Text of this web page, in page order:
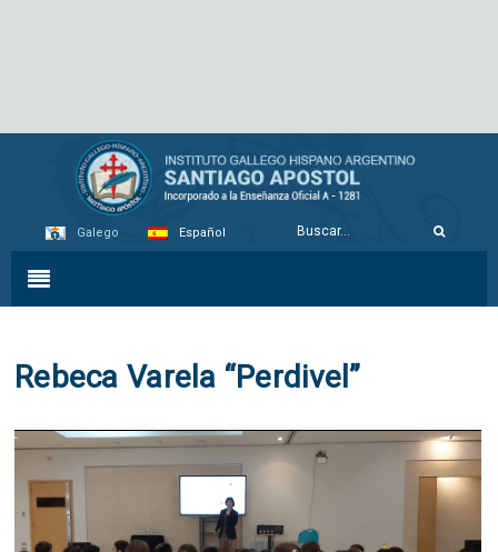
Galego Español
Rebeca Varela “Perdivel”